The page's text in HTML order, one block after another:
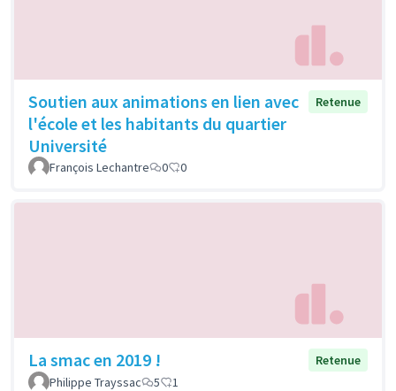
Soutien aux animations en lien avec
l'école et les habitants du quartier
Université
Retenue
François Lechantre 0 0
La smac en 2019 !
Retenue
Philippe Trayssac
5 1